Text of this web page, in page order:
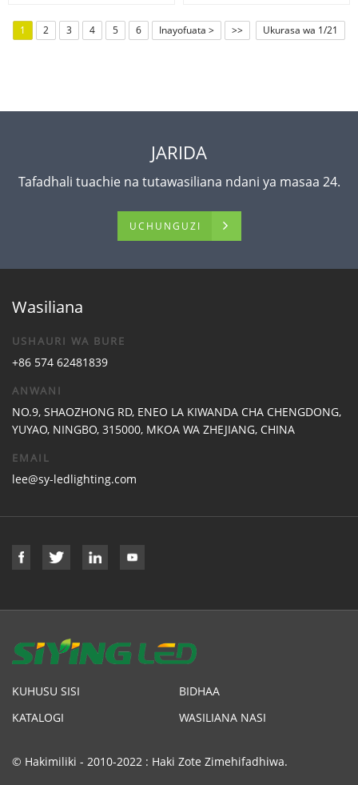
ya LED Balbu ya Kuokoa Nishati
ya Wati 100 16W/19W
1
2 3 4 5 6 Inayofuata > >> Ukurasa wa 1/21
JARIDA
Tafadhali tuachie na tutawasiliana ndani ya masaa 24.
UCHUNGUZI
Wasiliana
USHAURI WA BURE
+86 574 62481839
ANWANI
NO.9, SHAOZHONG RD, ENEO LA KIWANDA CHA CHENGDONG,
YUYAO, NINGBO, 315000, MKOA WA ZHEJIANG, CHINA
EMAIL
lee@sy-ledlighting.com
KUHUSU SISI
BIDHAA
KATALOGI
WASILIANA NASI
© Hakimiliki - 2010-2022 : Haki Zote Zimehifadhiwa.